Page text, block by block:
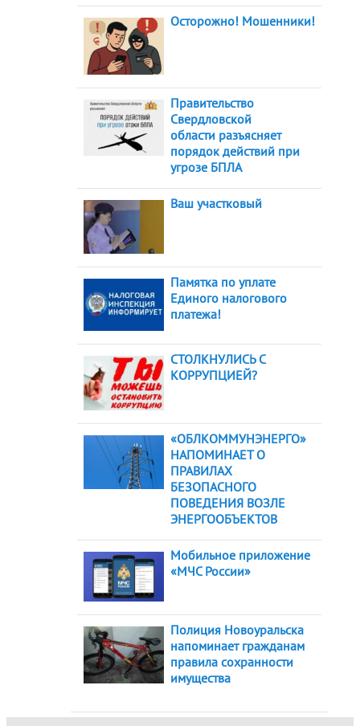
Осторожно! Мошенники!
Правительство
Свердловской
области разъясняет
порядок действий при
угрозе БПЛА
Ваш участковый
Памятка по уплате
Единого налогового
платежа!
СТОЛКНУЛИСЬ С
КОРРУПЦИЕЙ?
«ОБЛКОММУНЭНЕРГО»
НАПОМИНАЕТ О
ПРАВИЛАХ
БЕЗОПАСНОГО
ПОВЕДЕНИЯ ВОЗЛЕ
ЭНЕРГООБЪЕКТОВ
Мобильное приложение
«МЧС России»
Полиция Новоуральска
напоминает гражданам
правила сохранности
имущества